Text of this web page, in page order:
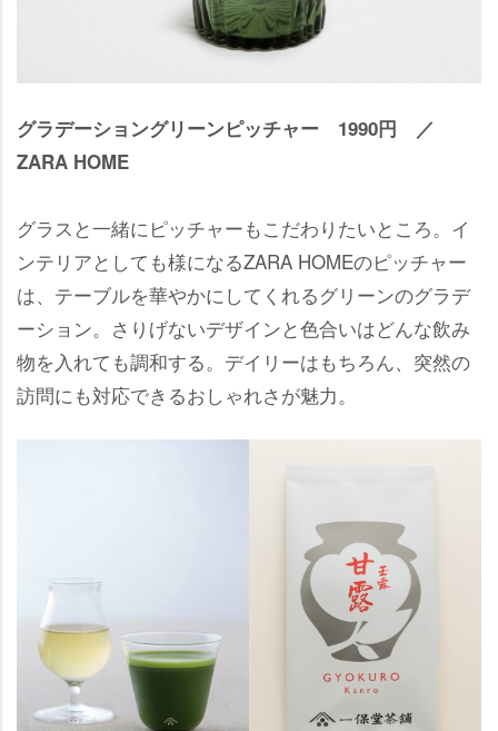
グラデーショングリーンピッチャー 1990円 ／
ZARA HOME
グラスと一緒にピッチャーもこだわりたいところ。イ
ンテリアとしても様になるZARA HOMEのピッチャー
は、テーブルを華やかにしてくれるグリーンのグラデ
ーション。さりげないデザインと色合いはどんな飲み
物を入れても調和する。デイリーはもちろん、突然の
訪問にも対応できるおしゃれさが魅力。